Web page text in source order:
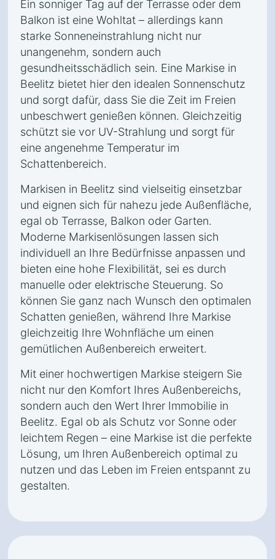
Ein sonniger Tag auf der Terrasse oder dem
Balkon ist eine Wohltat – allerdings kann
starke Sonneneinstrahlung nicht nur
unangenehm, sondern auch
gesundheitsschädlich sein. Eine Markise in
Beelitz bietet hier den idealen Sonnenschutz
und sorgt dafür, dass Sie die Zeit im Freien
unbeschwert genießen können. Gleichzeitig
schützt sie vor UV-Strahlung und sorgt für
eine angenehme Temperatur im
Schattenbereich.
Markisen in Beelitz sind vielseitig einsetzbar
und eignen sich für nahezu jede Außenfläche,
egal ob Terrasse, Balkon oder Garten.
Moderne Markisenlösungen lassen sich
individuell an Ihre Bedürfnisse anpassen und
bieten eine hohe Flexibilität, sei es durch
manuelle oder elektrische Steuerung. So
können Sie ganz nach Wunsch den optimalen
Schatten genießen, während Ihre Markise
gleichzeitig Ihre Wohnfläche um einen
gemütlichen Außenbereich erweitert.
Mit einer hochwertigen Markise steigern Sie
nicht nur den Komfort Ihres Außenbereichs,
sondern auch den Wert Ihrer Immobilie in
Beelitz. Egal ob als Schutz vor Sonne oder
leichtem Regen – eine Markise ist die perfekte
Lösung, um Ihren Außenbereich optimal zu
nutzen und das Leben im Freien entspannt zu
gestalten.